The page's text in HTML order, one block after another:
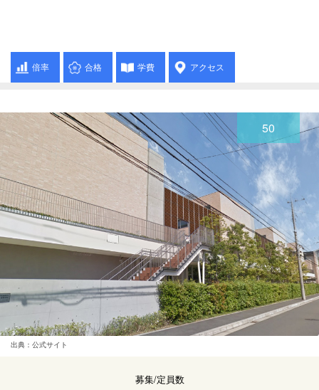
倍率 合格 学費 アクセス
50
出典：公式サイト
募集/定員数